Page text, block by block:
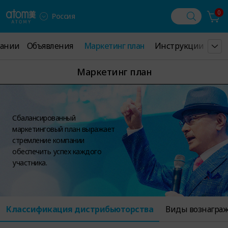
Россия 0
Объявления
Объявления Маркетинг план
Маркетинг план Инструкции
Инструкции
Маркетинг план
Сбалансированный
маркетинговый план выражает
стремление компании
обеспечить успех каждого
участника.
Классификация дистрибьюторства Виды